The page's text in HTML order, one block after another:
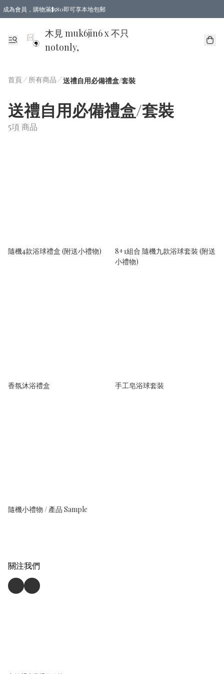
成為會員，購物滿$580即可享本地包郵
亞洲地區買滿$780包郵，歐美地區買滿$980包郵
木見 muk6jin6 x 不只
notonly,
首頁/ 所有商品 /送禮自用必備禮盒/套裝
送禮自用必備禮盒/套裝
5項 商品
隨機4款浴球禮盒 (附送小禮物)
8+1組合 隨機九款浴球套裝 (附送
小禮物)
香氛沐浴禮盒 手工皂浴球套裝
隨機小禮物 / 產品 Sample
關注我們